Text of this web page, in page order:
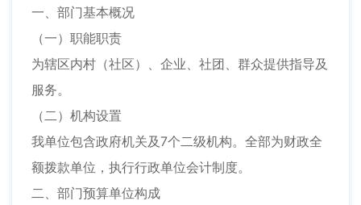
一、部门基本概况
（一）职能职责
为辖区内村（社区）、企业、社团、群众提供指导及
服务。
（二）机构设置
我单位包含政府机关及7个二级机构。全部为财政全
额拨款单位，执行行政单位会计制度。
二、部门预算单位构成